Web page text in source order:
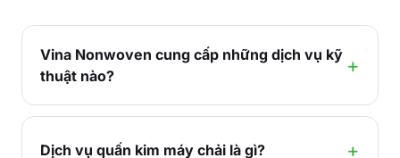
Vina Nonwoven cung cấp những dịch vụ kỹ
thuật nào?
Dịch vụ quấn kim máy chải là gì?